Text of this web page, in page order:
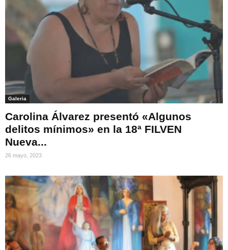
Galeria
Carolina Álvarez presentó «Algunos
delitos mínimos» en la 18ª FILVEN
Nueva...
26 mayo, 2023